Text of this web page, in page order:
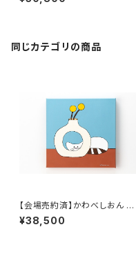
サイン入り
同じカテゴリの商品
【会場売約済】かわべしおん 原
画A 「視線」
¥38,500